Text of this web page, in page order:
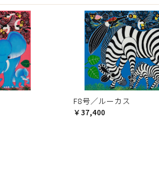
F8号／ルーカス
￥37,400